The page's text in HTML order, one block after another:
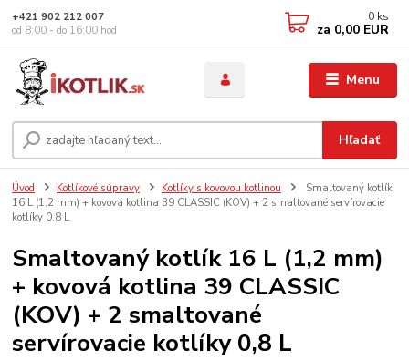
Menu
Hľadať
+421 902 212 007
od 8:00 - do 16:00 hod
0 ks
za 0,00 EUR
Úvod Kotlíkové súpravy Kotlíky s kovovou kotlinou
Smaltovaný kotlík
16 L (1,2 mm) + kovová kotlina 39 CLASSIC (KOV) + 2 smaltované servírovacie
kotlíky 0,8 L
Smaltovaný kotlík 16 L (1,2 mm)
+ kovová kotlina 39 CLASSIC
(KOV) + 2 smaltované
servírovacie kotlíky 0,8 L